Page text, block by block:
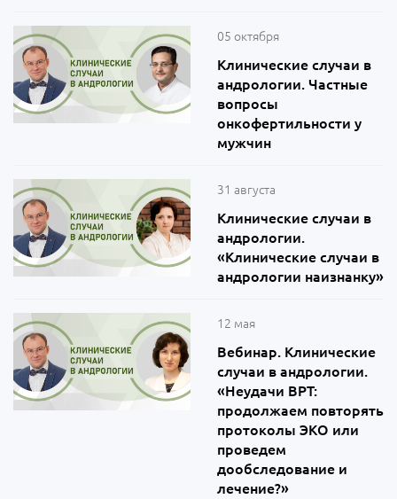
05 октября
Клинические случаи в
андрологии. Частные
вопросы
онкофертильности у
мужчин
31 августа
Клинические случаи в
андрологии.
«Клинические случаи в
андрологии наизнанку»
12 мая
Вебинар. Клинические
случаи в андрологии.
«Неудачи ВРТ:
продолжаем повторять
протоколы ЭКО или
проведем
дообследование и
лечение?»